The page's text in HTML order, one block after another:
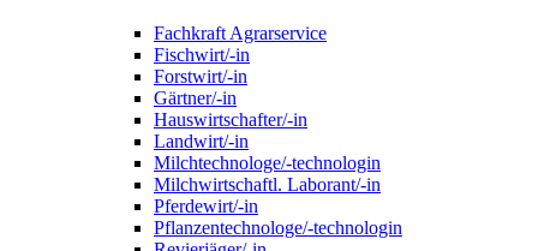
Fachkraft Agrarservice
Fischwirt/-in
Forstwirt/-in
Gärtner/-in
Hauswirtschafter/-in
Landwirt/-in
Milchtechnologe/-technologin
Milchwirtschaftl. Laborant/-in
Pferdewirt/-in
Pflanzentechnologe/-technologin